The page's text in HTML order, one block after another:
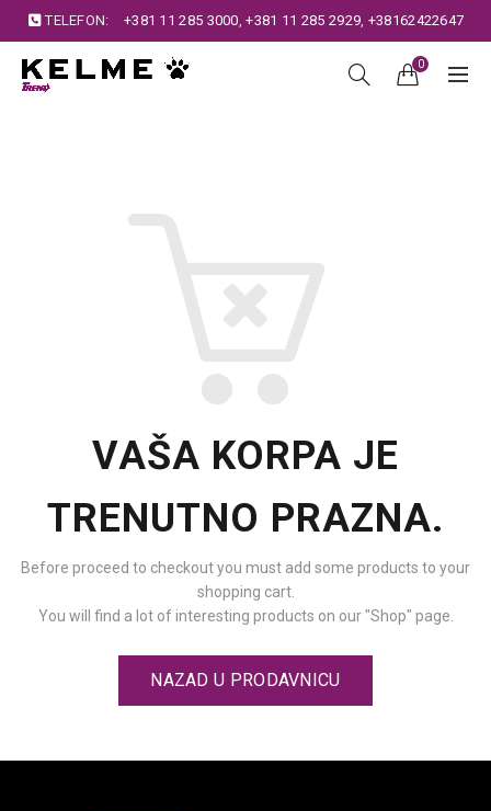
TELEFON: +381 11 285 3000,+381 11 285 2929, +38162422647
0
VAŠA KORPA JE
TRENUTNO PRAZNA.
Before proceed to checkout you must add some products to your
shopping cart.
You will find a lot of interesting products on our "Shop" page.
NAZAD U PRODAVNICU